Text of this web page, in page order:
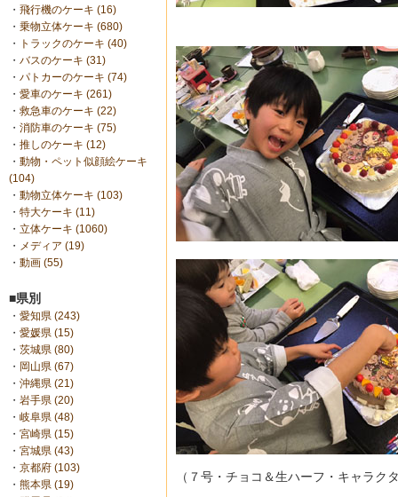
・ 飛行機のケーキ (16)
・ 乗物立体ケーキ (680)
・
トラックのケーキ (40)
・ バスのケーキ (31)
・ パトカーのケーキ (74)
・ 愛車のケーキ (261)
・ 救急車のケーキ (22)
・ 消防車のケーキ (75)
・ 推しのケーキ (12)
・ 動物・ペット似顔絵ケーキ
(104)
・ 動物立体ケーキ (103)
・ 特大ケーキ (11)
・ 立体ケーキ (1060)
・ メディア (19)
・ 動画 (55)
■県別
・ 愛知県 (243)
・ 愛媛県 (15)
・ 茨城県 (80)
・ 岡山県 (67)
・ 沖縄県 (21)
・ 岩手県 (20)
・ 岐阜県 (48)
・ 宮崎県 (15)
・ 宮城県 (43)
・ 京都府 (103)
・ 熊本県 (19)
（７号・チョコ＆生ハーフ・キャラク